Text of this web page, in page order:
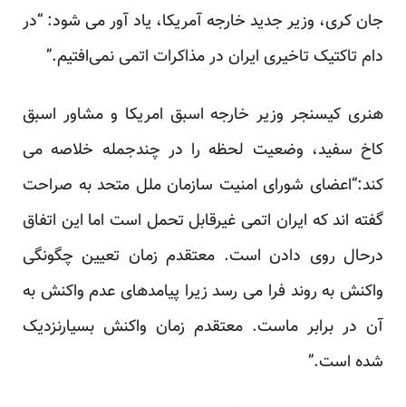
جان کری، وزیر جدید خارجه آمریکا، یاد آور می شود: “در
دام تاکتیک تاخیری ایران در مذاکرات اتمی نمی‌افتیم.”
هنری کیسنجر وزیر خارجه اسبق امریکا و مشاور اسبق
کاخ سفید، وضعیت لحظه را در چندجمله خلاصه می
کند:“اعضای شورای امنیت سازمان ملل متحد به صراحت
گفته اند که ایران اتمی غیرقابل تحمل است اما این اتفاق
درحال روی دادن است. معتقدم زمان تعیین چگونگی
واکنش به روند فرا می رسد زیرا پیامدهای عدم واکنش به
آن در برابر ماست. معتقدم زمان واکنش بسیارنزدیک
شده است.”